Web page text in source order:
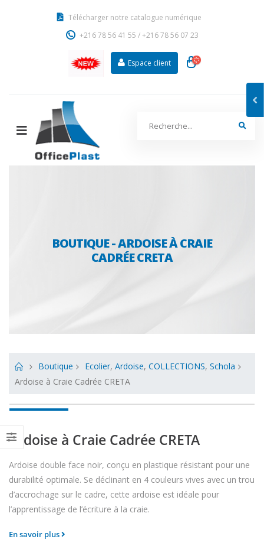
Télécharger notre catalogue numérique
+216 78 56 41 55 /+216 78 56 07 23
Espace client
BOUTIQUE - ARDOISE À CRAIE
CADRÉE CRETA
Boutique Ecolier, Ardoise, COLLECTIONS, Schola
Ardoise à Craie Cadrée CRETA
Ardoise à Craie Cadrée CRETA
Ardoise double face noir, conçu en plastique résistant pour une
durabilité optimale. Se déclinant en 4 couleurs vives avec un trou
d’accrochage sur le cadre, cette ardoise est idéale pour
l’apprentissage de l’écriture à la craie.
En savoir plus